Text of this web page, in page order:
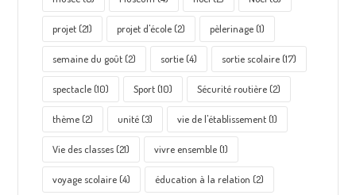
projet(21) projet d'école(2) pèlerinage(1)
semaine du goût(2) sortie(4) sortie scolaire(17)
spectacle(10) Sport(10) Sécurité routière(2)
thème(2) unité(3) vie de l'établissement(1)
Vie des classes(21) vivre ensemble(1)
voyage scolaire(4) éducation à la relation (2)